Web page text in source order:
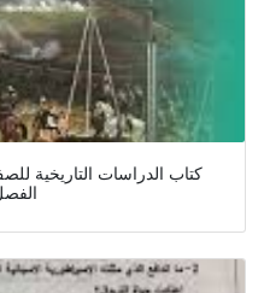
كتاب الدراسات التاريخية